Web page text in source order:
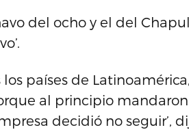
del ocho y el del
países de
al principio
decidió no seguir’,